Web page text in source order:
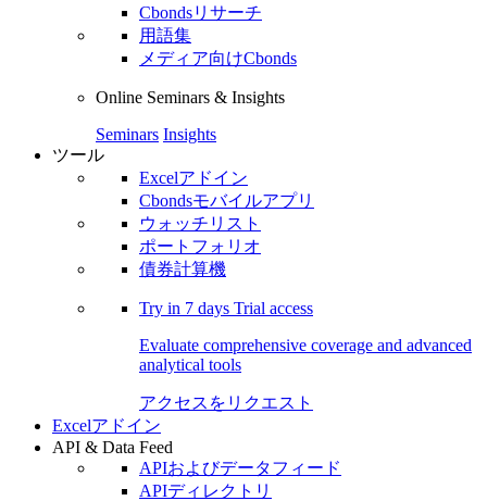
Cbondsリサーチ
用語集
メディア向けCbonds
Online Seminars & Insights
Seminars Insights
ツール
Excelアドイン
Cbondsモバイルアプリ
ウォッチリスト
ポートフォリオ
債券計算機
Try in 7 days Trial access
Evaluate comprehensive coverage and advanced
analytical tools
アクセスをリクエスト
Excelアドイン
API & Data Feed
APIおよびデータフィード
APIディレクトリ